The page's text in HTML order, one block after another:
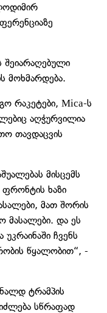
შეიარაღებული
მოხმარდება.
რაკეტები, Міса-ს
აღჭურვილია
თავდაცვის
მისცემს
ფრონტის ხაზი
მათ შორის
მასალები. და ეს
ჩვენს
წყალობით“, -
ტრამპის
სწრაფად